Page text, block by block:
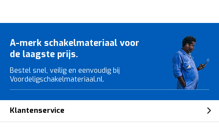
A-merk schakelmateriaal voor
de laagste prijs.
Bestel snel, veilig en eenvoudig bij
Voordeligschakelmateriaal.nl.
Klantenservice